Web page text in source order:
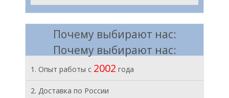
Почему выбирают нас:
Почему выбирают нас:
1. Опыт работы с 2002 года
2. Доставка по России